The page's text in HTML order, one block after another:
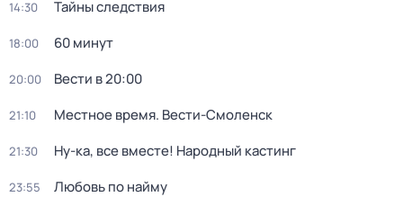
14:30 Тайны следствия
18:00 60 минут
20:00 Вести в 20:00
21:10 Местное время. Вести-Смоленск
21:30 Ну-ка, все вместе! Народный кастинг
23:55 Любовь по найму